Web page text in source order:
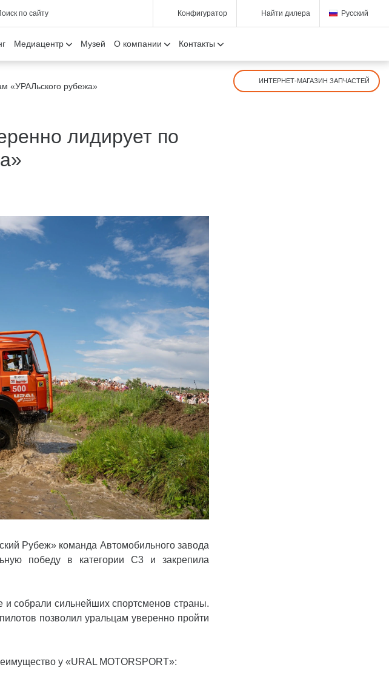
по сайту Конфигуратор Найти дилера Русский
Медиацентр Музей О компании Контакты
ИНТЕРНЕТ-МАГАЗИН ЗАПЧАСТЕЙ
«УРАЛьского рубежа»
лидирует по
Рубеж» команда Автомобильного завода
победу в категории С3 и закрепила
собрали сильнейших спортсменов страны.
позволил уральцам уверенно пройти
у «URAL MOTORSPORT»: